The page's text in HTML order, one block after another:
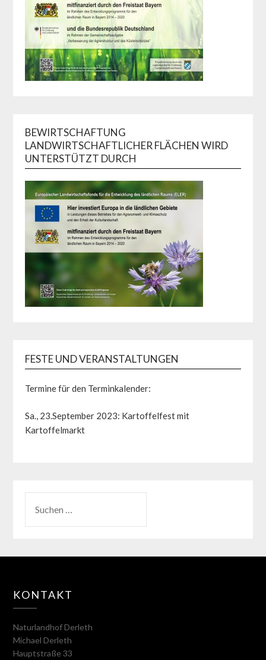
BEWIRTSCHAFTUNG
LANDWIRTSCHAFTLICHER FLÄCHEN WIRD
UNTERSTÜTZT DURCH
FESTE UND VERANSTALTUNGEN
Termine für den Terminkalender:
Sa., 23.September 2023: Kartoffelfest mit
Kartoffelmarkt
KONTAKT
Naturlandhof Derleth
Michael Derleth
Hauptstraße 33